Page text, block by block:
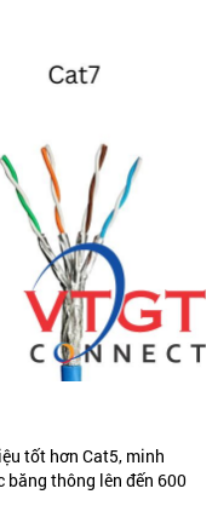
tốt hơn Cat5, minh
băng thông lên đến 600